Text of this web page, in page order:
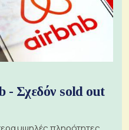
- Σχεδόν sold out